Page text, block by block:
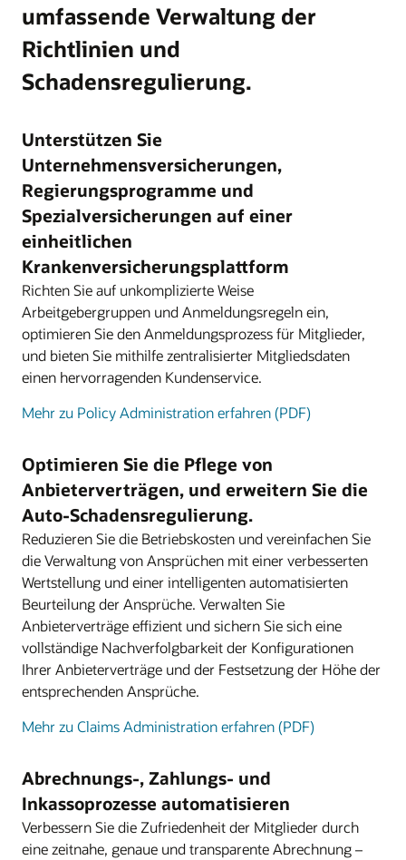
umfassende Verwaltung der
Richtlinien und
Schadensregulierung.
Unterstützen Sie
Unternehmensversicherungen,
Regierungsprogramme und
Spezialversicherungen auf einer
einheitlichen
Krankenversicherungsplattform
Richten Sie auf unkomplizierte Weise
Arbeitgebergruppen und Anmeldungsregeln ein,
optimieren Sie den Anmeldungsprozess für Mitglieder,
und bieten Sie mithilfe zentralisierter Mitgliedsdaten
einen hervorragenden Kundenservice.
Mehr zu Policy Administration erfahren (PDF)
Optimieren Sie die Pflege von
Anbieterverträgen, und erweitern Sie die
Auto-Schadensregulierung.
Reduzieren Sie die Betriebskosten und vereinfachen Sie
die Verwaltung von Ansprüchen mit einer verbesserten
Wertstellung und einer intelligenten automatisierten
Beurteilung der Ansprüche. Verwalten Sie
Anbieterverträge effizient und sichern Sie sich eine
vollständige Nachverfolgbarkeit der Konfigurationen
Ihrer Anbieterverträge und der Festsetzung der Höhe der
entsprechenden Ansprüche.
Mehr zu Claims Administration erfahren (PDF)
Abrechnungs-, Zahlungs- und
Inkassoprozesse automatisieren
Verbessern Sie die Zufriedenheit der Mitglieder durch
eine zeitnahe, genaue und transparente Abrechnung –